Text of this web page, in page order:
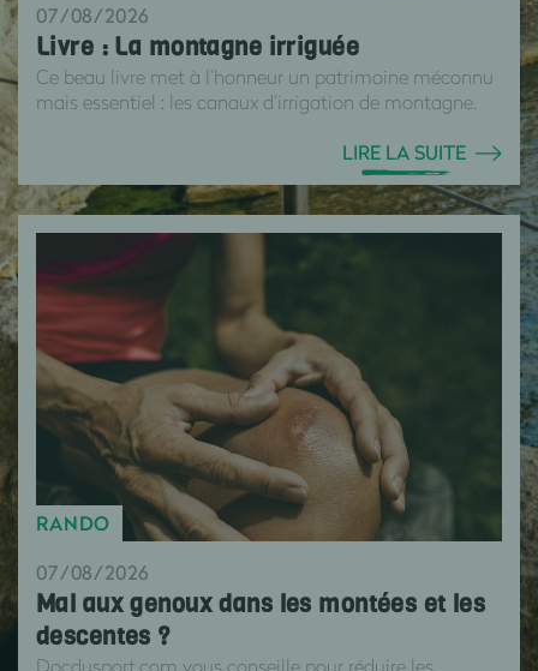
07/08/2026
Livre : La montagne irriguée
Ce beau livre met à l’honneur un patrimoine méconnu
mais essentiel : les canaux d’irrigation de montagne.
LIRE LA SUITE
RANDO
07/08/2026
Mal aux genoux dans les montées et les
descentes ?
Docdusport.com vous conseille pour réduire les